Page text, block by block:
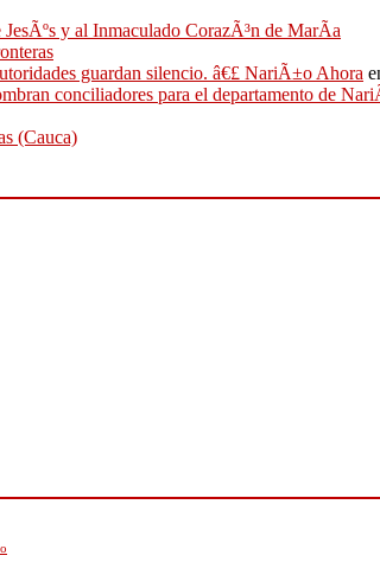
y al Inmaculado CorazÃ³n de MarÃ­a
guardan silencio. â€£ NariÃ±o Ahora
conciliadores para el departamento de
(Cauca)